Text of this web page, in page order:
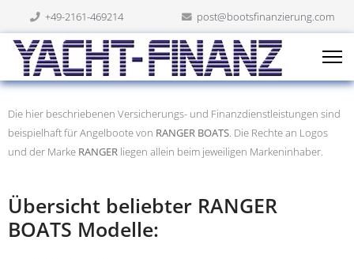
+49-2161-469214 post@bootsfinanzierung.com
Die hier beschriebenen Versicherungs- und Finanzdienstleistungen sind
beispielhaft für Angelboote von RANGER BOATS. Die Rechte an Logos
und der Marke RANGER liegen allein beim jeweiligen Markeninhaber.
Übersicht beliebter RANGER
BOATS Modelle: